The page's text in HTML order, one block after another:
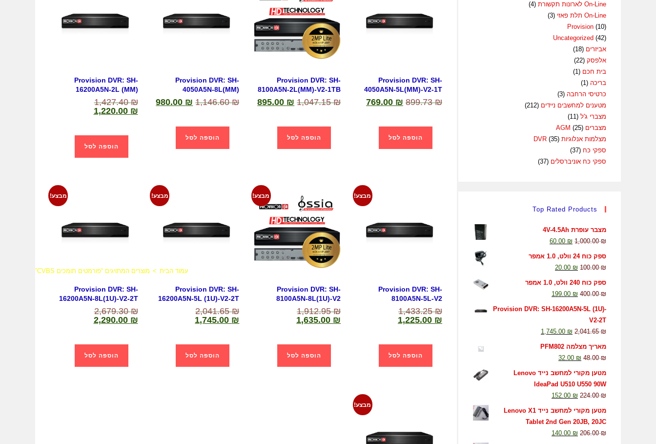
עמוד הבית > מוצרים המתויגים “פורמטים תומכים CVBS”
Provision DVR: SH-
4050A5N-5L(MM)-V2-1T
899.73₪
769.00 ₪
הוספה לסל
Provision DVR: SH-
8100A5N-2L(MM)-V2-1TB
1,047.15₪
895.00 ₪
הוספה לסל
Provision DVR: SH-
4050A5N-8L(MM)
1,146.60₪
980.00 ₪
הוספה לסל
Provision DVR: SH-
16200A5N-2L (MM)
1,427.40₪
1,220.00 ₪
הוספה לסל
מבצע!
Provision DVR: SH-
8100A5N-5L-V2
1,433.25₪
1,225.00 ₪
הוספה לסל
מבצע!
Provision DVR: SH-
8100A5N-8L(1U)-V2
1,912.95₪
1,635.00 ₪
הוספה לסל
מבצע!
Provision DVR: SH-
16200A5N-5L (1U)-V2-2T
2,041.65₪
1,745.00 ₪
הוספה לסל
מבצע!
Provision DVR: SH-
16200A5N-8L(1U)-V2-2T
2,679.30₪
2,290.00 ₪
הוספה לסל
מבצע!
On-Line לארונות תקשורת
(4)
On-Line תלת פאזי
(3)
Provision (10)
Uncategorized (42)
אביזרים (18)
אלפסק (22)
בית חכם (1)
בריכה (1)
כרטיסי הרחבה (3)
מטענים למחשבים ניידים (212)
מצברי ג'ל (11)
מצברים AGM (25)
מצלמות אנלוגיות DVR (35)
ספקי כח (37)
ספקי כח אוניברסלים (37)
Top Rated Products
מצבר עופרת 4V-4.5Ah
1,000.00₪
60.00 ₪
ספק כוח 24 וולט, 1.0 אמפר
100.00₪
20.00 ₪
ספק כוח 240 וולט, 1.0 אמפר
400.00₪
199.00 ₪
Provision DVR: SH-16200A5N-5L (1U)-
V2-2T
2,041.65₪
1,745.00 ₪
מאריך מצלמה PFM802
48.00₪
32.00 ₪
מטען מקורי למחשב נייד Lenovo
IdeaPad U510 U550 90W
224.00₪
152.00 ₪
מטען מקורי למחשב נייד Lenovo X1
Tablet 2nd Gen 20JB, 20JC
206.00₪
140.00 ₪